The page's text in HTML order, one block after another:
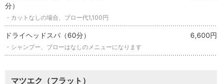
分）
・カットなしの場合、ブロー代1,100円
ドライヘッドスパ（60分） 6,600円
・シャンプー、ブローはなしのメニューになります
マツエク（フラット）